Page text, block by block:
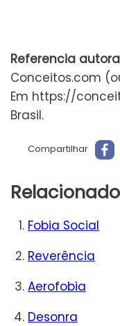
Referencia
Conceitos.com
Em https://
Brasil.
Compartilhar
Fobia Social
Reverência
Aerofobia
Desonra